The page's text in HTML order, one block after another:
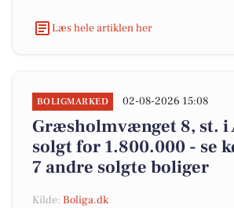
Læs hele artiklen her
BOLIGMARKED 02-08-2026 15:08
Græsholmvænget 8, st. i
solgt for 1.800.000 - se
7 andre solgte boliger
Kilde: Boliga.dk